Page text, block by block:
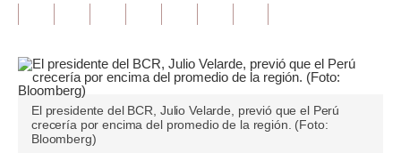
Plus G
Opinión
El presidente del BCR, Julio Velarde, previó que el Perú
crecería por encima del promedio de la región. (Foto:
Bloomberg)